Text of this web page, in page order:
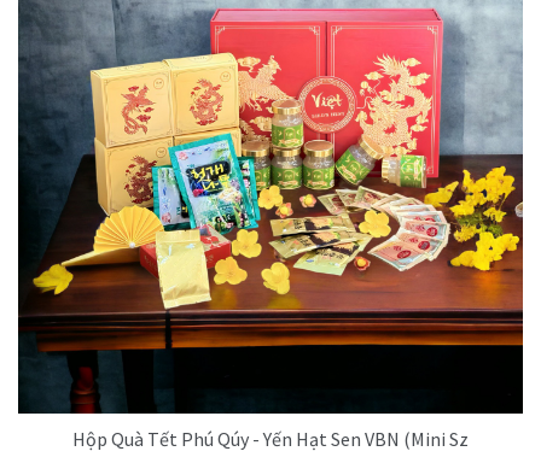
Hộp Quà Tết Phú Qúy - Yến Hạt Sen VBN (mini Sz